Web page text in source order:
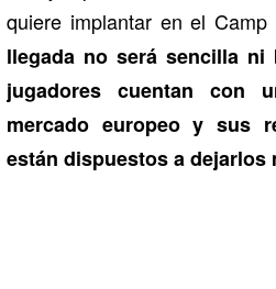
quiere implantar en el Camp
llegada no será sencilla ni
jugadores cuentan con
mercado europeo y sus
están dispuestos a dejarlos